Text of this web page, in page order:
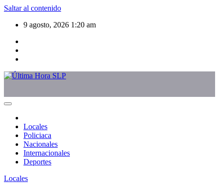
Saltar al contenido
9 agosto, 2026 1:20 am
Locales
Policiaca
Nacionales
Internacionales
Deportes
Locales